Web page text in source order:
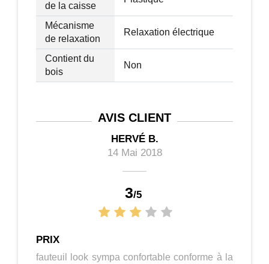
de la caisse
Mécanisme
de relaxation
Relaxation électrique
Contient du
bois
Non
AVIS CLIENT
HERVÉ B.
14 Mai 2018
3/5
PRIX
fauteuil look sympa confortable conforme à la